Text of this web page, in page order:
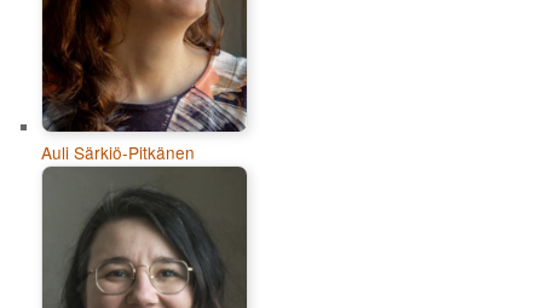
Auli Särkiö-Pitkänen